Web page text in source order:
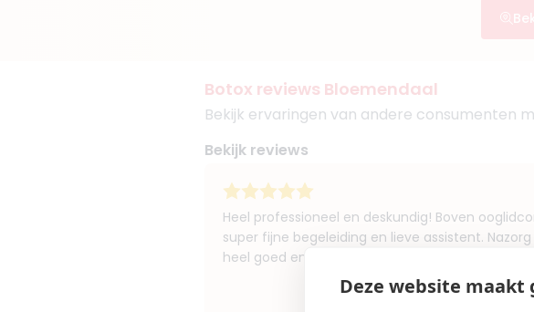
Deze website maakt
Botox reviews Bloemendaal
Bekijk ervaringen van andere consumenten
Bekijk reviews
Heel professioneel en deskundig! Boven
super fijne begeleiding en lieve assistent.
heel goed en fijn. Blij dat ik dit adres heb